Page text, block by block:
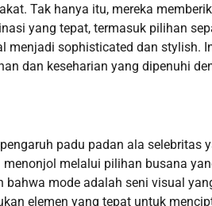
Tak hanya itu, mereka
yang tepat, termasuk pilihan
menjadi sophisticated dan stylish.
dan keseharian yang dipenuhi
padu padan ala selebritas
melalui pilihan busana
bahwa mode adalah seni visual
elemen yang tepat untuk